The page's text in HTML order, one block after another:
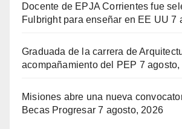
Docente de EPJA Corrientes fue
Fulbright para enseñar en EE UU 7
Graduada de la carrera de
acompañamiento del PEP 7 agosto,
Misiones abre una nueva
Becas Progresar 7 agosto, 2026